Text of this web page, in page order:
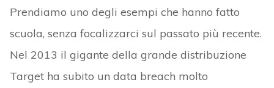
Prendiamo uno degli esempi che hanno fatto
scuola, senza focalizzarci sul passato più recente.
Nel 2013 il gigante della grande distribuzione
Target ha subito un data breach molto